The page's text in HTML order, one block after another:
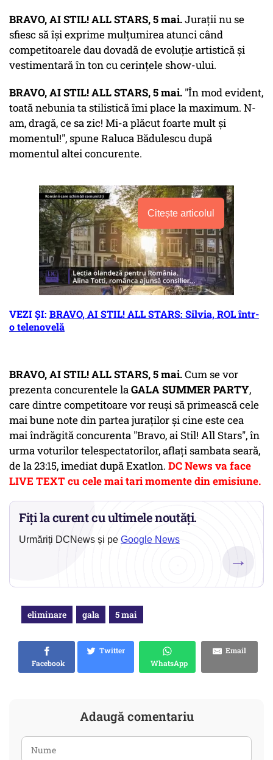
BRAVO, AI STIL! ALL STARS, 5 mai.Jurații nu se
sfiesc să își exprime mulțumirea atunci când
competitoarele dau dovadă de evoluție artistică și
vestimentară în ton cu cerințele show-ului.
BRAVO, AI STIL! ALL STARS, 5 mai. "În mod evident,
toată nebunia ta stilistică îmi place la maximum. N-
am, dragă, ce sa zic! Mi-a plăcut foarte mult și
momentul!", spune Raluca Bădulescu după
momentul altei concurente.
Citește articolul
VEZI ȘI: BRAVO, AI STIL! ALL STARS: Silvia, ROL într-
o telenovelă
BRAVO, AI STIL! ALL STARS, 5 mai.Cum se vor
prezenta concurentele laGALA SUMMER PARTY,
care dintre competitoare vor reuși să primească cele
mai bune note din partea juraților și cine este cea
mai îndrăgită concurenta "Bravo, ai Stil! All Stars", în
urma voturilor telespectatorilor, aflați sambata seară,
de la 23:15, imediat după Exatlon. DC News va face
LIVE TEXT cu cele mai tari momente din emisiune.
Fiți la curent cu ultimele noutăți.
Urmăriți DCNews și pe Google News
→
eliminare gala 5 mai
Facebook
Twitter
WhatsApp
Email
Adaugă comentariu